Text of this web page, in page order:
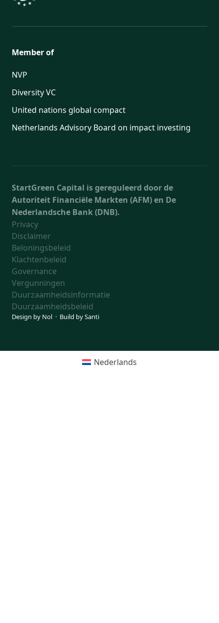
Member of
NVP
Diversity VC
United nations global compact
Netherlands Advisory Board on impact investing
StartGreen Capital is gereguleerd door de
Autoriteit Financiële Markten (AFM) en De
Nederlandsche Bank (DNB).
Privacy
Disclaimer
Beloningsbeleid
Klachtenbeleid
Governance
Vergunningen
Duurzaamheidsinformatie
Duurzaamheidsbeleid
Design by Nol · Build bySanti
Nederlands